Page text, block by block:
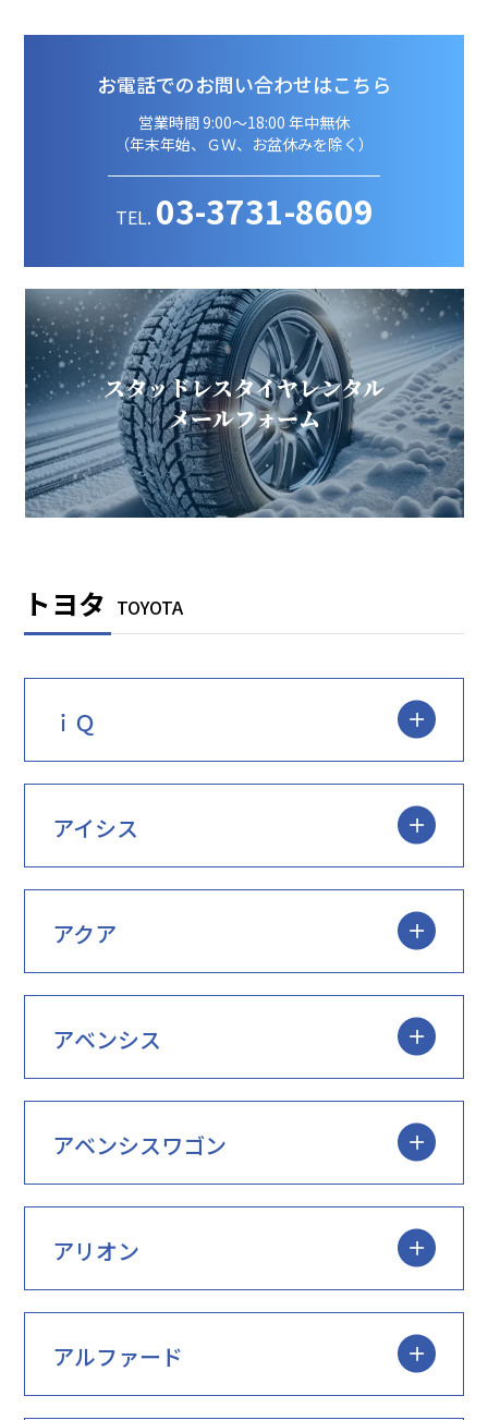
お電話でのお問い合わせはこちら
営業時間 9:00～18:00 年中無休
（年末年始、ＧＷ、お盆休みを除く）
TEL. 03-3731-8609
スタッドレスタイヤレンタル
メールフォーム
トヨタ TOYOTA
ｉＱ
アイシス
アクア
アベンシス
アベンシスワゴン
アリオン
アルファード